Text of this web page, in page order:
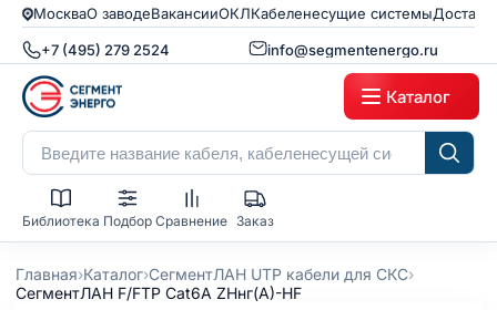
МоскваО заводеВакансииОКЛКабеленесущие системы
+7 (495) 279 2524 info@segmentenergo.ru
Каталог
Библиотека Подбор Сравнение Заказ
Главная›Каталог›СегментЛАН UTP кабели для СКС›
СегментЛАН F/FTP Cat6A ZHнг(А)-HF